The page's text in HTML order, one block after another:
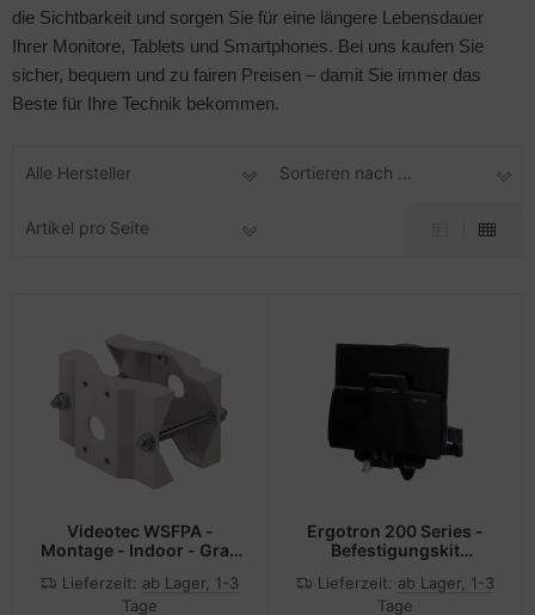
die Sichtbarkeit und sorgen Sie für eine längere Lebensdauer
Ihrer Monitore, Tablets und Smartphones. Bei uns kaufen Sie
sicher, bequem und zu fairen Preisen – damit Sie immer das
Beste für Ihre Technik bekommen.
Alle Hersteller Sortieren nach ...
Artikel pro Seite
Videotec WSFPA -
Montage - Indoor - Grau
Lieferzeit: ab Lager, 1-3
Tage
Ergotron 200 Series -
Befestigungskit
Scanner-Halter,
Tastaturablage mit
Lieferzeit: ab Lager, 1-3
Tage